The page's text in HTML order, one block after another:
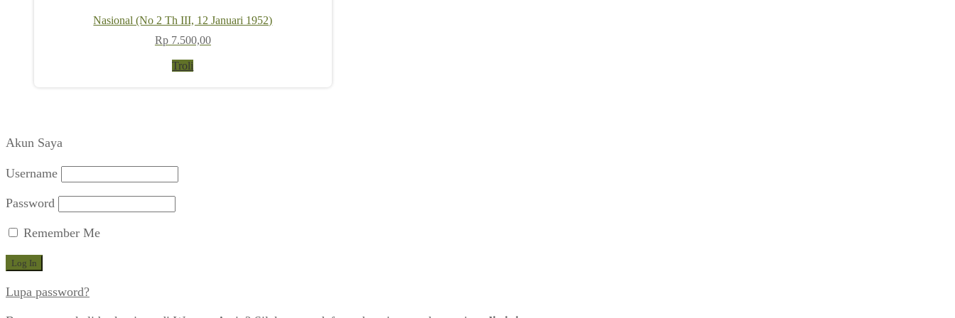
Nasional (No 2 Th III, 12 Januari 1952)
Rp7.500,00
Troli
Akun Saya
Username
Password
Remember Me
Lupa password?